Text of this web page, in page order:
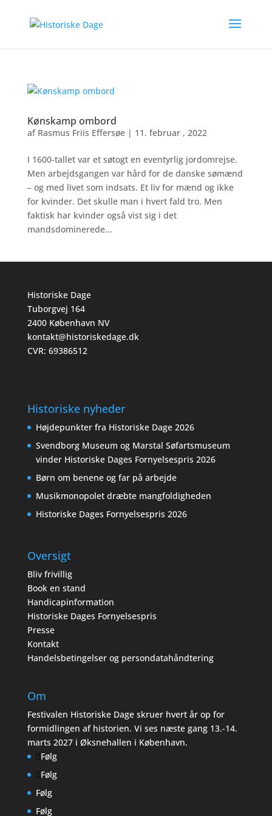
Kønskamp ombord
af Rasmus Friis Effersøe| 11. februar , 2022
I 1600-tallet var et søtogt en eventyrlig jordomrejse.
Men arbejdsgangen var hård for de danske sømænd
– og med livet som indsats. Et liv for mænd og ikke
for kvinder. Det skulle man i hvert fald tro. Men
faktisk har kvinder også vist sig i det
mandsdominerede...
Historiske Dage
Tuborgvej 164
2400 København NV
kontakt@historiskedage.dk
CVR: 69386512
Historiske nyheder
Højdepunkter fra Historiske Dage 2026
Svendborg Museum og Marstal Søfartsmuseum
vinder Historiske Dages Fornyelsespris 2026
Børn om benene og far på arbejde
Musikmonopolet dræbte mangfoldigheden
Historiske Dages Fornyelsespris 2026
Oversigt
Bliv frivillig
Book en stand
Handicapinformation
Historiske Dages Fornyelsespris
Presse
Kontakt
Handelsbetingelser og persondatahåndtering
Om
Festivalen Historiske Dage skruer hvert år op for
formidlingen af historien. Vi ses næste gang 13.-14.
marts 2027 i Øksnehallen i København.
Følg
Følg
Følg
Følg